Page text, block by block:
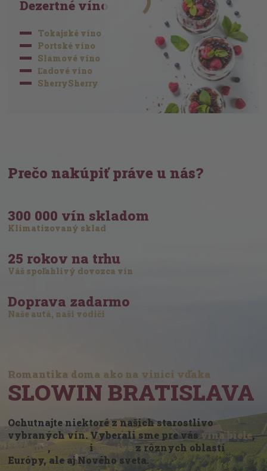
Dezertné víno
Tokajské víno
Portské víno
Slamové víno
Ľadové víno
SherrySherry
Prečo nakúpiť práve u nás?
300 000 vín skladom
Klimatizovaný sklad
25 rokov na trhu
Váš spoľahlivý dovozca vín
Doprava zadarmo
Naše autá, naši vodiči
Romantika doma ako na vinici vďaka
SLOWIN BRATISLAVA
Ochutnajte niektoré z našich starostlivo
vybraných vín. Vyberali sme pre vásvína biele,
červené, i šumivé z rôznych oblastí
Európy, ale aj Nového sveta.